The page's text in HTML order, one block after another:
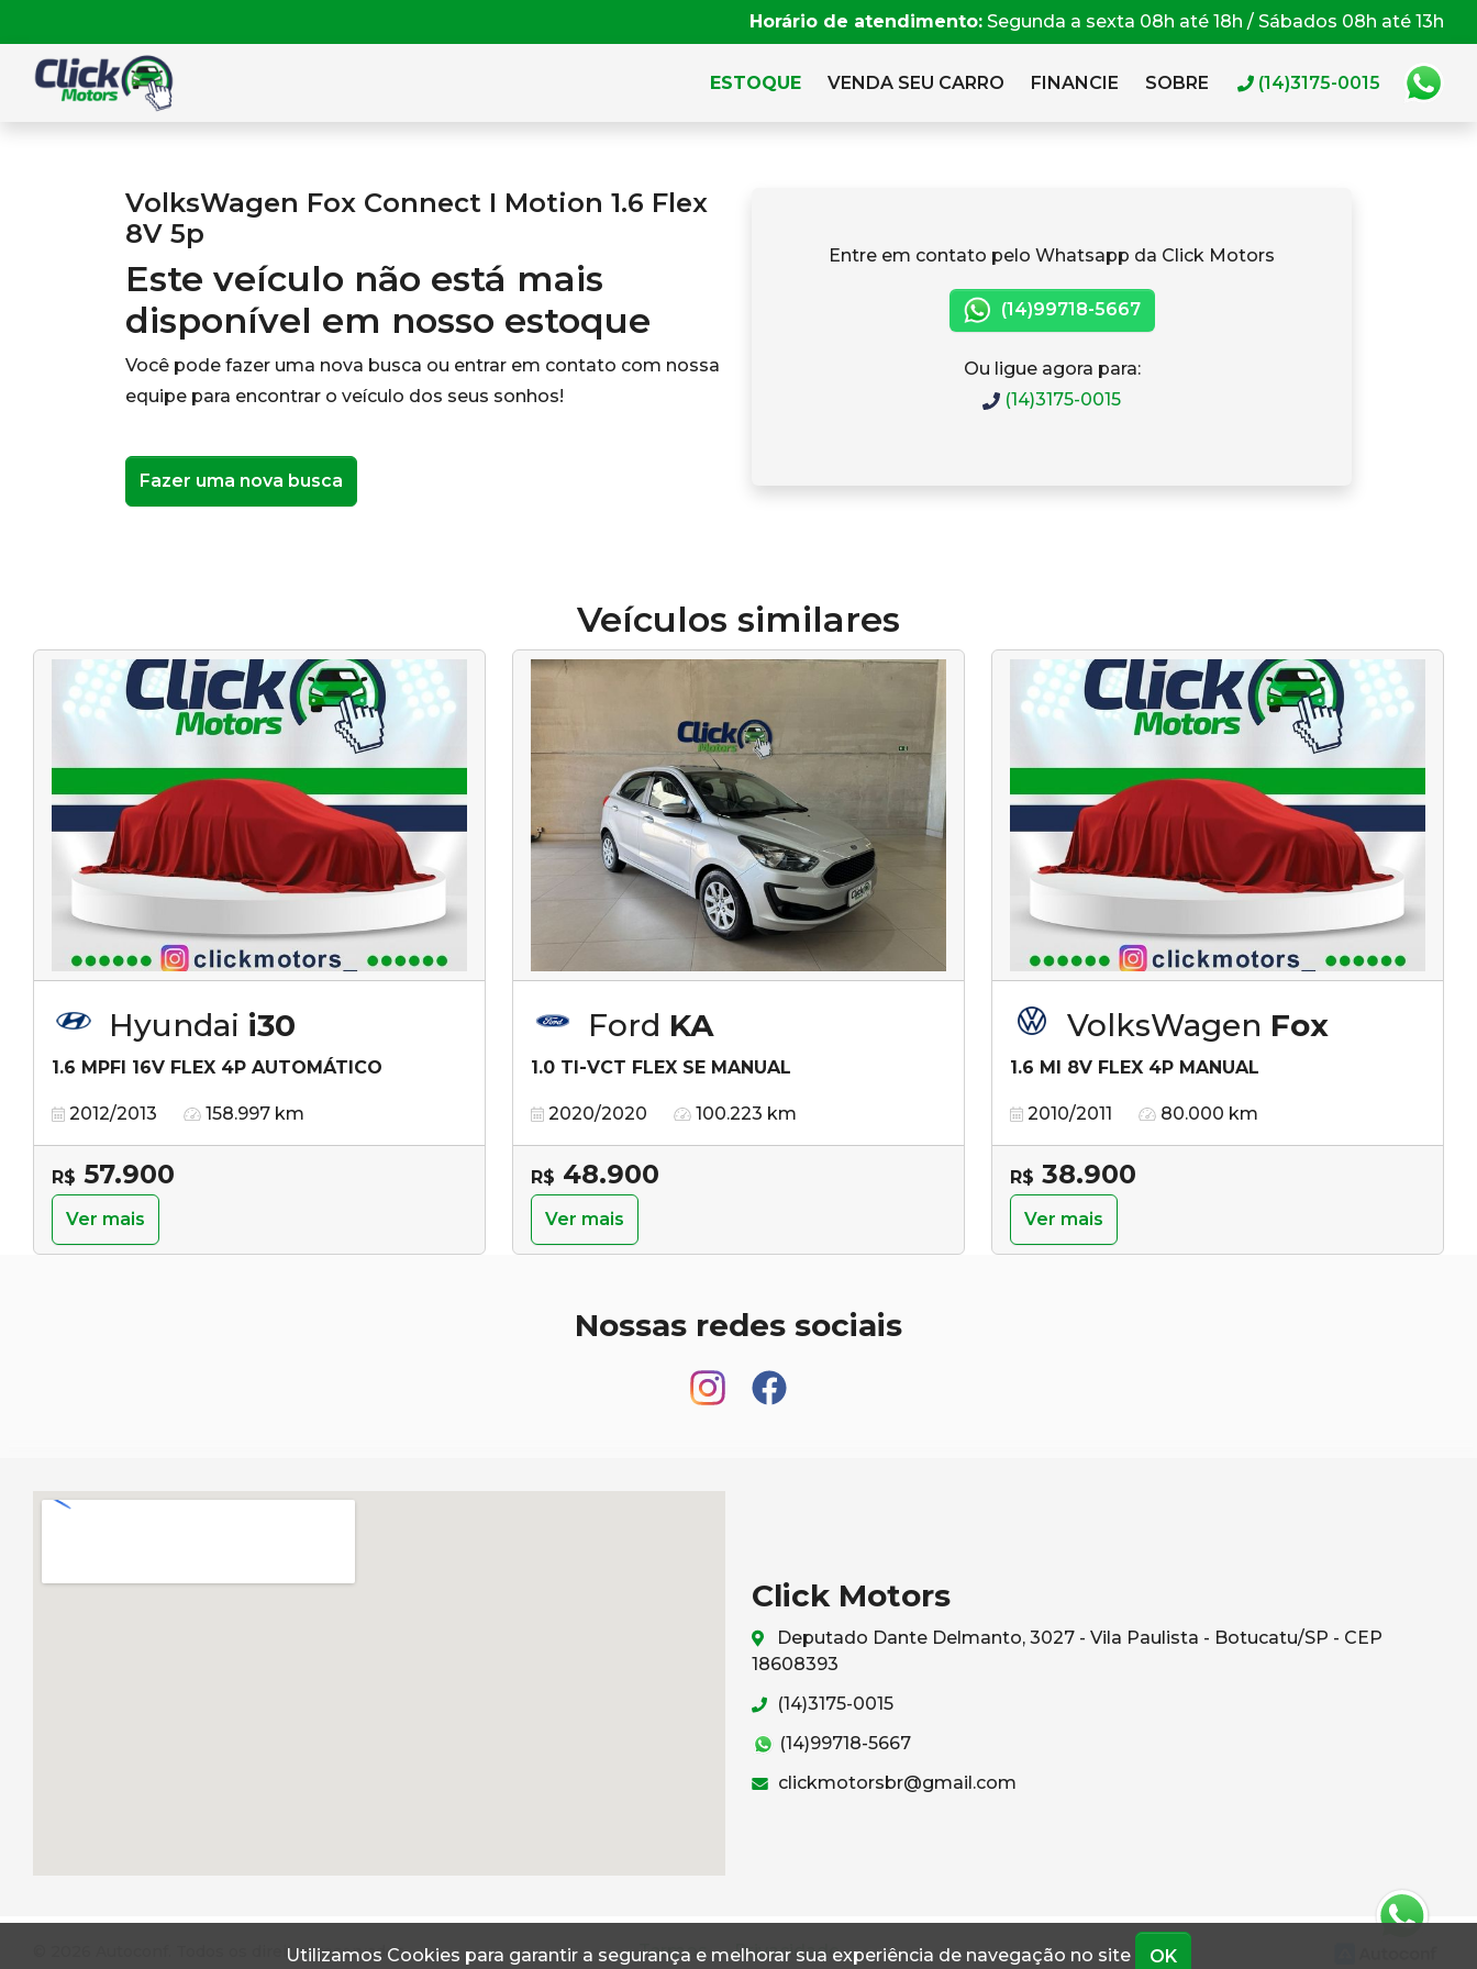
Utilizamos Cookies para garantir a segurança e melhorar sua experiência de navegação no site OK
Horário de atendimento: Segunda a sexta 08h até 18h / Sábados 08h até 13h
ESTOQUE VENDA SEU CARRO FINANCIE SOBRE (14)3175-0015
VolksWagen Fox Connect I Motion 1.6 Flex
8V 5p
Este veículo não está mais
disponível em nosso estoque
Você pode fazer uma nova busca ou entrar em contato com nossa
equipe para encontrar o veículo dos seus sonhos!
Fazer uma nova busca
Entre em contato pelo Whatsapp da Click Motors
(14)99718-5667
Ou ligue agora para:
(14)3175-0015
Veículos similares
Hyundai i30
1.6 MPFI 16V FLEX 4P AUTOMÁTICO
2012/2013 158.997 km
R$ 57.900
Ver mais
Ford KA
1.0 TI-VCT FLEX SE MANUAL
2020/2020 100.223 km
R$ 48.900
Ver mais
VolksWagen Fox
1.6 MI 8V FLEX 4P MANUAL
2010/2011 80.000 km
R$ 38.900
Ver mais
Nossas redes sociais
Click Motors
Deputado Dante Delmanto, 3027 - Vila Paulista - Botucatu/SP - CEP
18608393
(14)3175-0015
(14)99718-5667
clickmotorsbr@gmail.com
© 2026 Autoconf. Todos os direitos reservados. Termos Privacidade